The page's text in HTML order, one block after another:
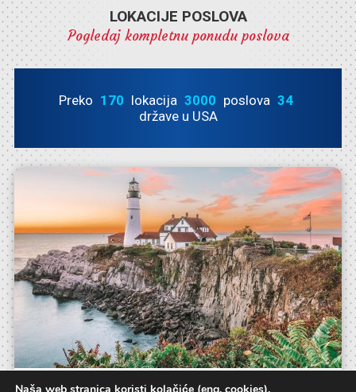
LOKACIJE POSLOVA
Pogledaj kompletnu ponudu poslova
Preko 170 lokacija 3000 poslova 34
države u USA